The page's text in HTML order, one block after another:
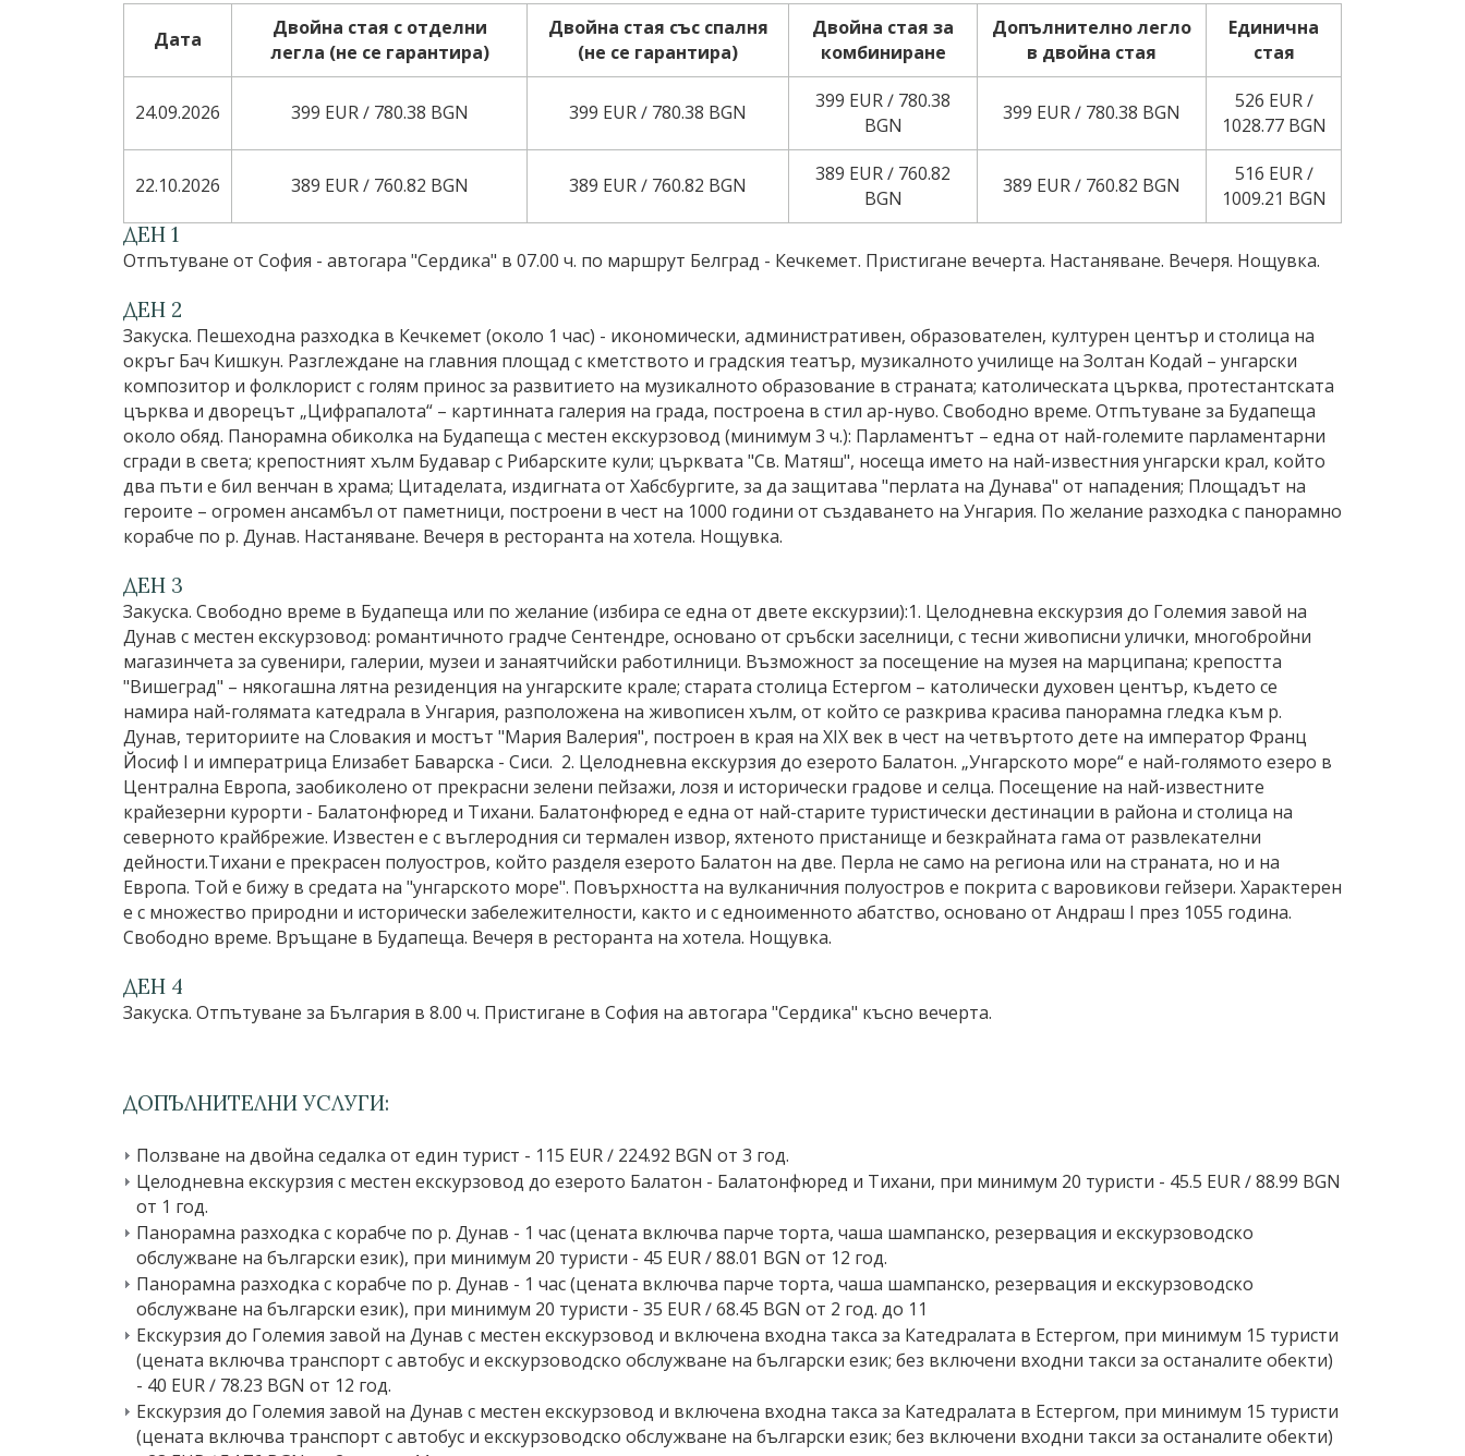
Дата
Двойна стая с отделни
легла (не се гарантира)
Двойна стая със спалня
(не се гарантира)
Двойна стая за
комбиниране
Допълнително легло
в двойна стая
Единична
стая
24.09.2026 399 EUR ∕ 780.38 BGN 399 EUR ∕ 780.38 BGN
399 EUR ∕ 780.38
BGN
399 EUR ∕ 780.38 BGN
526 EUR ∕
1028.77 BGN
22.10.2026 389 EUR ∕ 760.82 BGN 389 EUR ∕ 760.82 BGN
389 EUR ∕ 760.82
BGN
389 EUR ∕ 760.82 BGN
516 EUR ∕
1009.21 BGN
ДЕН 1
Отпътуване от София - автогара "Сердика" в 07.00 ч. по маршрут Белград - Кечкемет. Пристигане вечерта. Настаняване. Вечеря. Нощувка.
ДЕН 2
Закуска. Пешеходна разходка в Кечкемет (около 1 час) - икономически, административен, образователен, културен център и столица на
окръг Бач Кишкун. Разглеждане на главния площад с кметството и градския театър, музикалното училище на Золтан Кодай – унгарски
композитор и фолклорист с голям принос за развитието на музикалното образование в страната; католическата църква, протестантската
църква и дворецът „Цифрапалота“ – картинната галерия на града, построена в стил ар-нуво. Свободно време. Отпътуване за Будапеща
около обяд. Панорамна обиколка на Будапеща с местен екскурзовод (минимум 3 ч.): Парламентът – една от най-големите парламентарни
сгради в света; крепостният хълм Будавар с Рибарските кули; църквата "Св. Матяш", носеща името на най-известния унгарски крал, който
два пъти е бил венчан в храма; Цитаделата, издигната от Хабсбургите, за да защитава "перлата на Дунава" от нападения; Площадът на
героите – огромен ансамбъл от паметници, построени в чест на 1000 години от създаването на Унгария. По желание разходка с панорамно
корабче по р. Дунав. Настаняване. Вечеря в ресторанта на хотела. Нощувка.
ДЕН 3
Закуска. Свободно време в Будапеща или по желание (избира се една от двете екскурзии):1. Целодневна екскурзия до Големия завой на
Дунав с местен екскурзовод: романтичното градче Сентендре, основано от сръбски заселници, с тесни живописни улички, многобройни
магазинчета за сувенири, галерии, музеи и занаятчийски работилници. Възможност за посещение на музея на марципана; крепостта
"Вишеград" – някогашна лятна резиденция на унгарските крале; старата столица Естергом – католически духовен център, където се
намира най-голямата катедрала в Унгария, разположена на живописен хълм, от който се разкрива красива панорамна гледка към р.
Дунав, териториите на Словакия и мостът "Мария Валерия", построен в края на XIX век в чест на четвъртото дете на император Франц
Йосиф I и императрица Елизабет Баварска - Сиси. 2. Целодневна екскурзия до езерото Балатон. „Унгарското море“ е най-голямото езеро в
Централна Европа, заобиколено от прекрасни зелени пейзажи, лозя и исторически градове и селца. Посещение на най-известните
крайезерни курорти - Балатонфюред и Тихани. Балатонфюред е една от най-старите туристически дестинации в района и столица на
северното крайбрежие. Известен е с въглеродния си термален извор, яхтеното пристанище и безкрайната гама от развлекателни
дейности.Тихани е прекрасен полуостров, който разделя езерото Балатон на две. Перла не само на региона или на страната, но и на
Европа. Той е бижу в средата на "унгарското море". Повърхността на вулканичния полуостров е покрита с варовикови гейзери. Характерен
е с множество природни и исторически забележителности, както и с едноименното абатство, основано от Андраш I през 1055 година.
Свободно време. Връщане в Будапеща. Вечеря в ресторанта на хотела. Нощувка.
ДЕН 4
Закуска. Отпътуване за България в 8.00 ч. Пристигане в София на автогара "Сердика" късно вечерта.
ДОПЪЛНИТЕЛНИ УСЛУГИ:
Ползване на двойна седалка от един турист - 115 EUR ∕ 224.92 BGN от 3 год.
Целодневна екскурзия с местен екскурзовод до езерото Балатон - Балатонфюред и Тихани, при минимум 20 туристи - 45.5 EUR ∕ 88.99 BGN
от 1 год.
Панорамна разходка с корабче по р. Дунав - 1 час (цената включва парче торта, чаша шампанско, резервация и екскурзоводско
обслужване на български език), при минимум 20 туристи - 45 EUR ∕ 88.01 BGN от 12 год.
Панорамна разходка с корабче по р. Дунав - 1 час (цената включва парче торта, чаша шампанско, резервация и екскурзоводско
обслужване на български език), при минимум 20 туристи - 35 EUR ∕ 68.45 BGN от 2 год. до 11
Екскурзия до Големия завой на Дунав с местен екскурзовод и включена входна такса за Катедралата в Естергом, при минимум 15 туристи
(цената включва транспорт с автобус и екскурзоводско обслужване на български език; без включени входни такси за останалите обекти)
- 40 EUR ∕ 78.23 BGN от 12 год.
Екскурзия до Големия завой на Дунав с местен екскурзовод и включена входна такса за Катедралата в Естергом, при минимум 15 туристи
(цената включва транспорт с автобус и екскурзоводско обслужване на български език; без включени входни такси за останалите обекти)